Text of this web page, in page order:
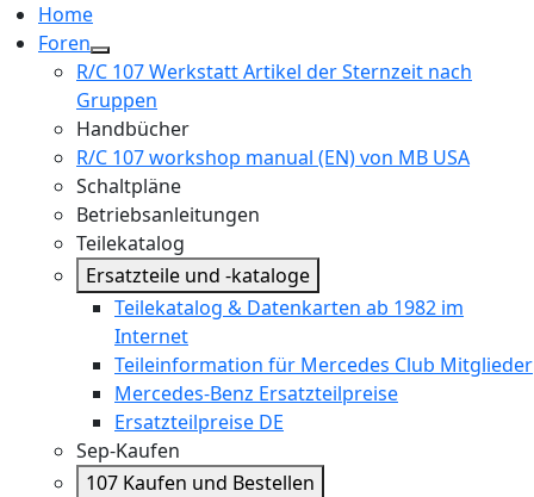
Home
Foren
R/C 107 Werkstatt Artikel der Sternzeit nach
Gruppen
Handbücher
R/C 107 workshop manual (EN) von MB USA
Schaltpläne
Betriebsanleitungen
Teilekatalog
Ersatzteile und -kataloge
Teilekatalog & Datenkarten ab 1982 im
Internet
Teileinformation für Mercedes Club Mitglieder
Mercedes-Benz Ersatzteilpreise
Ersatzteilpreise DE
Sep-Kaufen
107 Kaufen und Bestellen